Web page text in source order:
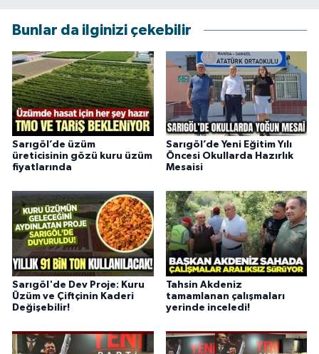
Bunlar da ilginizi çekebilir
Sarıgöl’de üzüm
üreticisinin gözü kuru üzüm
fiyatlarında
Sarıgöl’de Yeni Eğitim Yılı
Öncesi Okullarda Hazırlık
Mesaisi
Sarıgöl'de Dev Proje: Kuru
Üzüm ve Çiftçinin Kaderi
Değişebilir!
Tahsin Akdeniz
tamamlanan çalışmaları
yerinde inceledi!